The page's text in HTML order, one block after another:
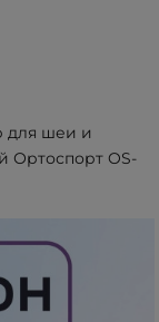
для шеи и
Ортоспорт OS-